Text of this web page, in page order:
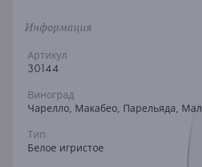
Информация
Артикул
30144
Виноград
Чарелло, Макабео, Парельяда,
Тип
Белое игристое